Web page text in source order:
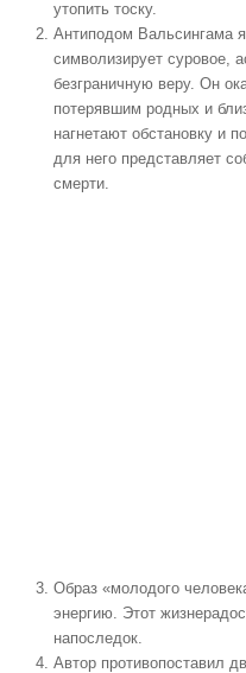
утопить тоску.
Антиподом Вальсингама
символизирует суровое,
безграничную веру. Он
потерявшим родных и
нагнетают обстановку и
для него представляет
смерти.
Образ «молодого
энергию. Этот
напоследок.
Автор противопоставил